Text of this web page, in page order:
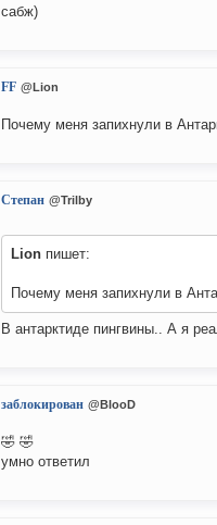
сабж)
FF @Lion
Почему меня запихнули в
Степан @Trilby
Lion пишет:
Почему меня запихнули в
В антарктиде пингвины.. А я
заблокирован @BlooD
🤣 🤣
умно ответил